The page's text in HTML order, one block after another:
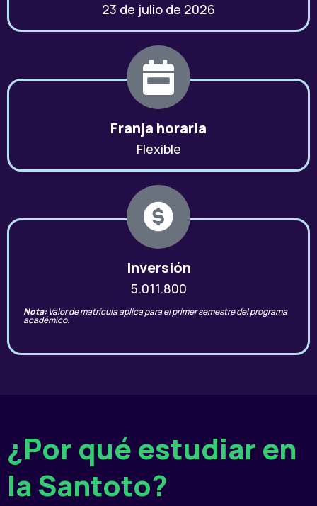
23 de julio de 2026
Franja horaria
Flexible
Inversión
5.011.800
Nota: Valor de matrícula aplica para el primer semestre del programa
académico.
¿Por qué estudiar en
la Santoto?